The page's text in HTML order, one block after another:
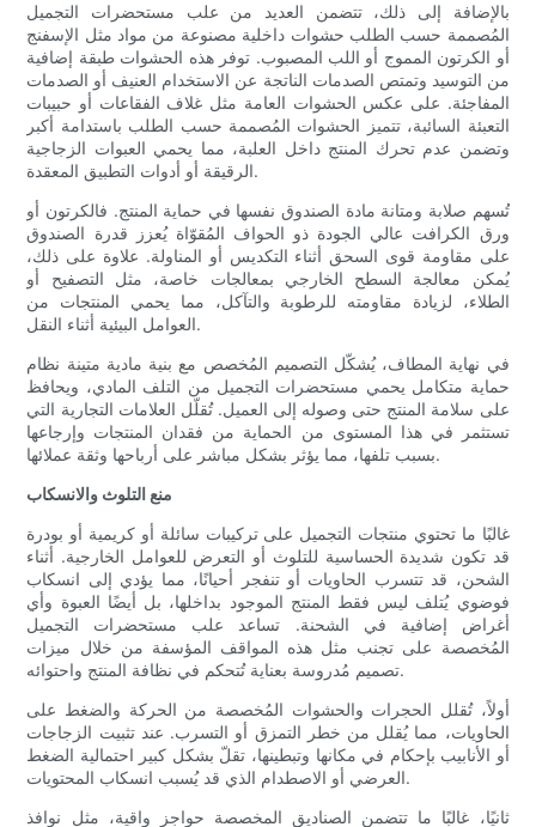
بالإضافة إلى ذلك، تتضمن العديد من علب مستحضرات التجميل
المُصممة حسب الطلب حشوات داخلية مصنوعة من مواد مثل الإسفنج
أو الكرتون المموج أو اللب المصبوب. توفر هذه الحشوات طبقة إضافية
من التوسيد وتمتص الصدمات الناتجة عن الاستخدام العنيف أو الصدمات
المفاجئة. على عكس الحشوات العامة مثل غلاف الفقاعات أو حبيبات
التعبئة السائبة، تتميز الحشوات المُصممة حسب الطلب باستدامة أكبر
وتضمن عدم تحرك المنتج داخل العلبة، مما يحمي العبوات الزجاجية
الرقيقة أو أدوات التطبيق المعقدة.
تُسهم صلابة ومتانة مادة الصندوق نفسها في حماية المنتج. فالكرتون أو
ورق الكرافت عالي الجودة ذو الحواف المُقوّاة يُعزز قدرة الصندوق
على مقاومة قوى السحق أثناء التكديس أو المناولة. علاوة على ذلك،
يُمكن معالجة السطح الخارجي بمعالجات خاصة، مثل التصفيح أو
الطلاء، لزيادة مقاومته للرطوبة والتآكل، مما يحمي المنتجات من
العوامل البيئية أثناء النقل.
في نهاية المطاف، يُشكّل التصميم المُخصص مع بنية مادية متينة نظام
حماية متكامل يحمي مستحضرات التجميل من التلف المادي، ويحافظ
على سلامة المنتج حتى وصوله إلى العميل. تُقلّل العلامات التجارية التي
تستثمر في هذا المستوى من الحماية من فقدان المنتجات وإرجاعها
بسبب تلفها، مما يؤثر بشكل مباشر على أرباحها وثقة عملائها.
منع التلوث والانسكاب
غالبًا ما تحتوي منتجات التجميل على تركيبات سائلة أو كريمية أو بودرة
قد تكون شديدة الحساسية للتلوث أو التعرض للعوامل الخارجية. أثناء
الشحن، قد تتسرب الحاويات أو تنفجر أحيانًا، مما يؤدي إلى انسكاب
فوضوي يُتلف ليس فقط المنتج الموجود بداخلها، بل أيضًا العبوة وأي
أغراض إضافية في الشحنة. تساعد علب مستحضرات التجميل
المُخصصة على تجنب مثل هذه المواقف المؤسفة من خلال ميزات
تصميم مُدروسة بعناية تُتحكم في نظافة المنتج واحتوائه.
أولاً، تُقلل الحجرات والحشوات المُخصصة من الحركة والضغط على
الحاويات، مما يُقلل من خطر التمزق أو التسرب. عند تثبيت الزجاجات
أو الأنابيب بإحكام في مكانها وتبطينها، تقلّ بشكل كبير احتمالية الضغط
العرضي أو الاصطدام الذي قد يُسبب انسكاب المحتويات.
ثانيًا، غالبًا ما تتضمن الصناديق المخصصة حواجز واقية، مثل نوافذ